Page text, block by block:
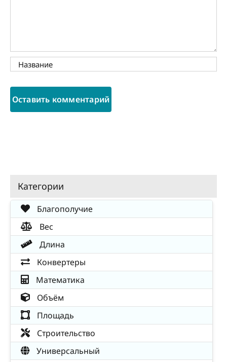
Категории
Благополучие
Вес
Длина
Конвертеры
Математика
Объём
Площадь
Строительство
Универсальный